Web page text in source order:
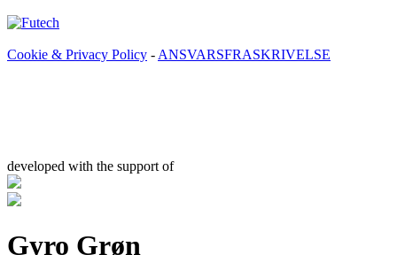
Cookie & Privacy Policy - ANSVARSFRASKRIVELSE
developed with the support of
Gyro Grøn